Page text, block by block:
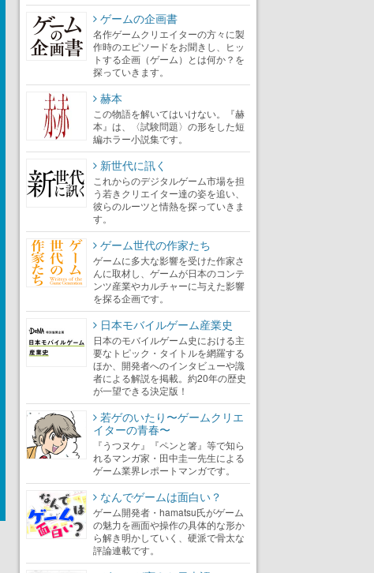
ゲームの企画書
名作ゲームクリエイターの方々に製
作時のエピソードをお聞きし、ヒッ
トする企画（ゲーム）とは何か？を
探っていきます。
赫本
この物語を解いてはいけない。『赫
本』は、〈試験問題〉の形をした短
編ホラー小説集です。
新世代に訊く
これからのデジタルゲーム市場を担
う若きクリエイター達の姿を追い、
彼らのルーツと情熱を探っていきま
す。
ゲーム世代の作家たち
ゲームに多大な影響を受けた作家さ
んに取材し、ゲームが日本のコンテ
ンツ産業やカルチャーに与えた影響
を探る企画です。
日本モバイルゲーム産業史
日本のモバイルゲーム史における主
要なトピック・タイトルを網羅する
ほか、開発者へのインタビューや識
者による解説を掲載。約20年の歴史
が一望できる決定版！
若ゲのいたり〜ゲームクリエ
イターの青春〜
『うつヌケ』『ペンと箸』等で知ら
れるマンガ家・田中圭一先生による
ゲーム業界レポートマンガです。
なんでゲームは面白い？
ゲーム開発者・hamatsu氏がゲーム
の魅力を画面や操作の具体的な形か
ら解き明かしていく、硬派で骨太な
評論連載です。